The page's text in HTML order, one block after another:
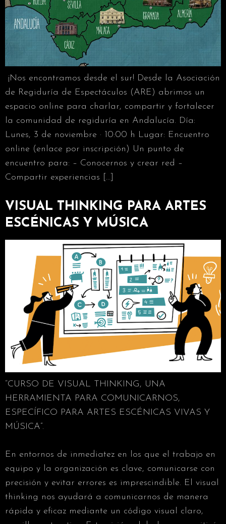
¡Nos encontramos desde el sur! Desde la Asociación
de Regiduría de Espectáculos (ARE) abrimos un
espacio online para charlar, compartir y fortalecer
la comunidad de regiduría en Andalucía. Día:
Lunes, 3 de noviembre · 10:00 h Lugar: Encuentro
online (enlace por inscripción) Un punto de
encuentro para: – Conocernos y crear red –
Compartir experiencias […]
VISUAL THINKING PARA ARTES
ESCÉNICAS Y MÚSICA
“CURSO DE VISUAL THINKING, UNA
HERRAMIENTA PARA COMUNICARNOS,
ESPECÍFICO PARA ARTES ESCÉNICAS VIVAS Y
MÚSICA”.
En entornos de inmediatez en los que el trabajo en
equipo y la organización es clave, comunicarse con
precisión y evitar errores es imprescindible. El visual
thinking nos ayudará a comunicarnos de manera
rápida y eficaz mediante un código visual claro,